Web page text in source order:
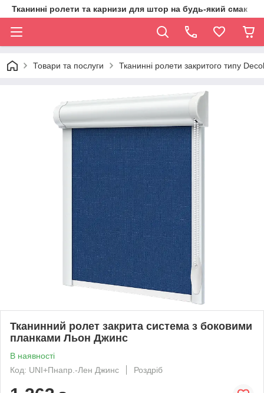
Тканинні ролети та карнизи для штор на будь-який смак
Товари та послуги Тканинні ролети закритого типу
Тканинний ролет закрита система з боковими
планками Льон Джинс
В наявності
Код: UNI+Пнапр.-Лен Джинс
Роздріб